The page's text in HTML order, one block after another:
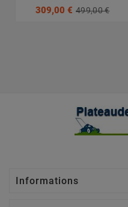
309,00 € 499,00 €
Informations